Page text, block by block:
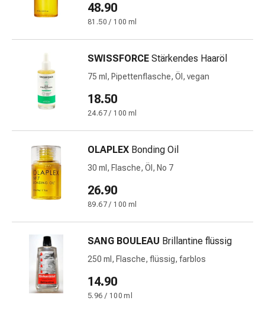
Wundbehandlung
Wundsprays
kleber
Ziehsalbe
Tupfer
und
Augen
Ohrenbeschwerden
Augentropfen
Augenentzündungen
Augenverbände
Augenhygiene
Herz
&
Kreislauf
Herztherapie
48.90
81.50 / 100 ml
SWISSFORCE Stärkendes Haaröl
75 ml, Pipettenflasche, Öl, vegan
18.50
24.67 / 100 ml
OLAPLEX Bonding Oil
30 ml, Flasche, Öl, No 7
26.90
89.67 / 100 ml
SANG BOULEAU Brillantine flüssig
250 ml, Flasche, flüssig, farblos
14.90
5.96 / 100 ml